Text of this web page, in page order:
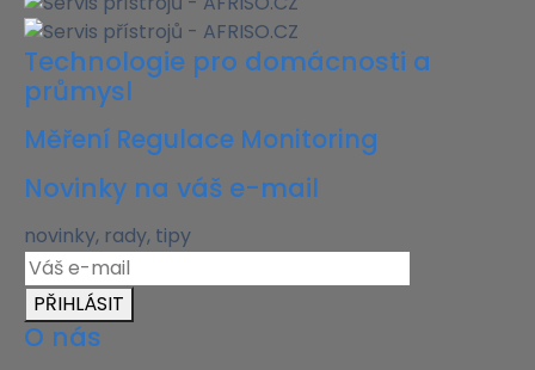
Technologie pro domácnosti a
průmysl
Měření Regulace Monitoring
Novinky na váš e-mail
novinky, rady, tipy
PŘIHLÁSIT
O nás